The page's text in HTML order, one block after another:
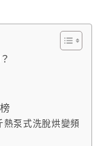
熱泵式洗脫烘變頻